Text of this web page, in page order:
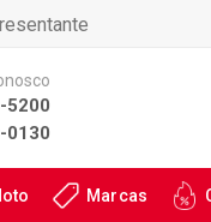
5200
0130
Marcas